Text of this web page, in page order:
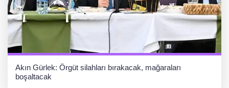
Akın Gürlek: Örgüt silahları bırakacak, mağaraları
boşaltacak